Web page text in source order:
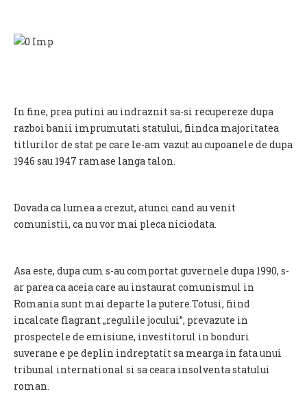
In fine, prea putini au indraznit sa-si recupereze dupa
razboi banii imprumutati statului, fiindca majoritatea
titlurilor de stat pe care le-am vazut au cupoanele de dupa
1946 sau 1947 ramase langa talon.
Dovada ca lumea a crezut, atunci cand au venit
comunistii, ca nu vor mai pleca niciodata.
Asa este, dupa cum s-au comportat guvernele dupa 1990, s-
ar parea ca aceia care au instaurat comunismul in
Romania sunt mai departe la putere.Totusi, fiind
incalcate flagrant „regulile jocului”, prevazute in
prospectele de emisiune, investitorul in bonduri
suverane e pe deplin indreptatit sa mearga in fata unui
tribunal international si sa ceara insolventa statului
roman.